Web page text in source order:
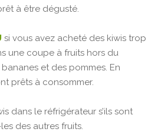
à être dégusté.
si vous avez acheté des kiwis trop
une coupe à fruits hors du
et des pommes. En
prêts à consommer.
dans le réfrigérateur s’ils sont
des autres fruits.